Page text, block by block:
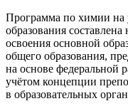
Программа по химии на
образования составлена
освоения основной
общего образования,
на основе федеральной
учётом концепции
в образовательных